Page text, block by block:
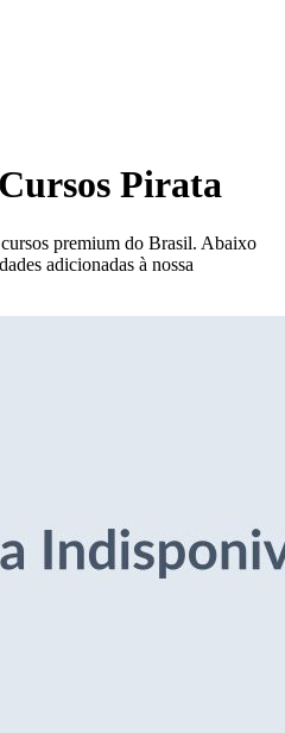
Cursos Pirata
premium do Brasil. Abaixo
adicionadas à nossa